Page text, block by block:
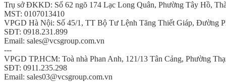
Trụ sở ĐKKD: Số 62 ngõ 174 Lạc Long Quân, Phường Tây Hồ,
MST: 0107013410
VPGD Hà Nội: Số 45/1, TT Bộ Tư Lệnh Tăng Thiết Giáp, Đường
SĐT: 0918.231.899
Email: sales@vcsgroup.com.vn
---
VPGD TP.HCM: Toà nhà Phan Anh, 121/13 Tân Cảng, Phường
SĐT: 0911.235.298
Email: sales03@vcsgroup.com.vn